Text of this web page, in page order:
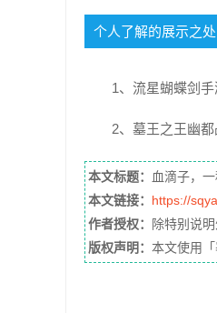
个人了解的展示之处
1、流星蝴蝶剑手
2、墓王之王幽都
本文标题：
血滴子，
本文链接： https://
作者授权：
除特别说
版权声明： 本文使用